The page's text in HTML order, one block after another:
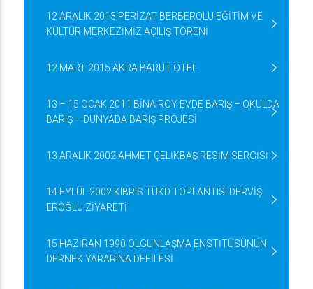
12 ARALIK 2013 PERİZAT BERBEROLU EĞİTİM VE
KÜLTÜR MERKEZİMİZ AÇILIŞ TÖRENİ
12 MART 2015 AKRA BARUT OTEL
13 – 15 OCAK 2011 BİNA ROY EVDE BARIŞ – OKULDA
BARIŞ – DÜNYADA BARIŞ PROJESİ
13 ARALIK 2002 AHMET ÇELİKBAŞ RESİM SERGİSİ
14 EYLÜL 2002 KIBRIS TÜKD TOPLANTISI DERVİŞ
EROĞLU ZİYARETİ
15 HAZİRAN 1990 OLGUNLAŞMA ENSTİTÜSÜNÜN
DERNEK YARARINA DEFİLESİ